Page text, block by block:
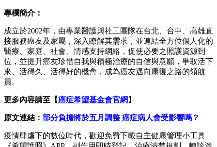
專欄簡介：
成立於2002年，由專業醫護與社工團隊在台北、台中、高雄直
接服務癌友及家屬，深入瞭解其需求，並連結全方位個人化的
醫療、家庭、社會、情感支持網絡，促使必要之照護資源到
位，並提升癌友珍惜自我與積極治療的自信與意願，爭取活下
來、活得久、活得好的機會，成為癌友邁向康復之路的領航
員。
更多內容請至【癌症希望基金會官網 】
原文連結： 部分負擔將於五月調整 癌症病人會受影響嗎？
疫情肆虐下的數位時代，歡迎免費下載自主健康管理小工具